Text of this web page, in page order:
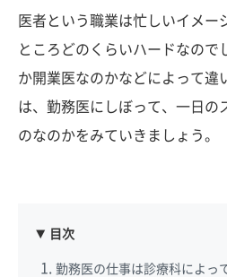
医者という職業は忙しいイメー
ところどのくらいハードなの
か開業医なのかなどによって違
は、勤務医にしぼって、一日の
のなのかをみていきましょう。
目次
勤務医の仕事は診療科によっ